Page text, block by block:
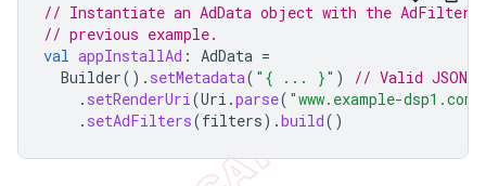
// Instantiate an AdData object with the
// previous example.
val appInstallAd : AdData =
Builder(). setMetadata( "{ ... }" )
// Valid JSON
. setRenderUri (Uri .parse( "www.example-
. setAdFilters(filters).build()